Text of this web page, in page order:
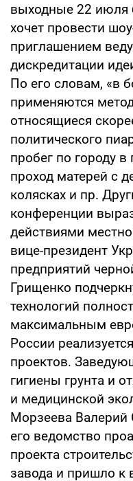
выходные 22 июля
хочет провести
приглашением
дискредитации
По его словам, «в
применяются
относящиеся
политического
пробег по городу
проход матерей с
колясках и пр.
конференции
действиями
вице-президент
предприятий
Грищенко
технологий
максимальным
России
проектов.
гигиены грунта и
и медицинской
Морзеева Валерий
его ведомство
проекта
завода и пришло к